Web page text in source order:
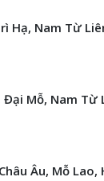
Hạ, Nam Từ
Mỗ, Nam Từ
Âu, Mỗ Lao,